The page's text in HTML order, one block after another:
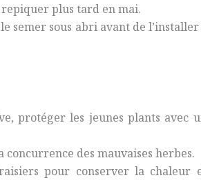
repiquer plus tard en mai.
semer sous abri avant de
protéger les jeunes plants avec
des mauvaises herbes.
pour conserver la chaleur